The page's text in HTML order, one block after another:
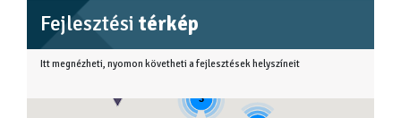
Fejlesztési térkép
Itt megnézheti, nyomon követheti a fejlesztések helyszíneit
3